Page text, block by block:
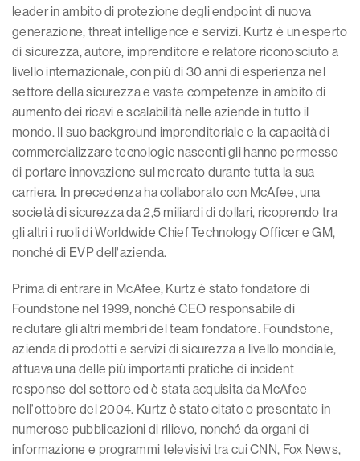
leader in ambito di protezione degli endpoint di nuova
generazione, threat intelligence e servizi. Kurtz è un esperto
di sicurezza, autore, imprenditore e relatore riconosciuto a
livello internazionale, con più di 30 anni di esperienza nel
settore della sicurezza e vaste competenze in ambito di
aumento dei ricavi e scalabilità nelle aziende in tutto il
mondo. Il suo background imprenditoriale e la capacità di
commercializzare tecnologie nascenti gli hanno permesso
di portare innovazione sul mercato durante tutta la sua
carriera. In precedenza ha collaborato con McAfee, una
società di sicurezza da 2,5 miliardi di dollari, ricoprendo tra
gli altri i ruoli di Worldwide Chief Technology Officer e GM,
nonché di EVP dell'azienda.
Prima di entrare in McAfee, Kurtz è stato fondatore di
Foundstone nel 1999, nonché CEO responsabile di
reclutare gli altri membri del team fondatore. Foundstone,
azienda di prodotti e servizi di sicurezza a livello mondiale,
attuava una delle più importanti pratiche di incident
response del settore ed è stata acquisita da McAfee
nell'ottobre del 2004. Kurtz è stato citato o presentato in
numerose pubblicazioni di rilievo, nonché da organi di
informazione e programmi televisivi tra cui CNN, Fox News,